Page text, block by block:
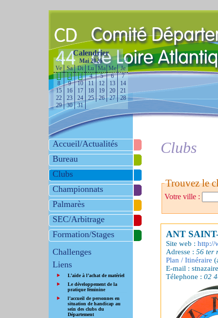
Calendrier
<< Mai 2026
>>
Ve
Sa Di Lu Ma Me
Je
1
2 3 4 5 6
7
8
9 10 11 12 13
14
15
16 17 18 19 20
21
22
23 24 25 26 27
28
29
30 31
Accueil/Actualités
Bureau
Clubs
Championnats
Palmarès
SEC/Arbitrage
Formation/Stages
Challenges
Liens
L’aide à l’achat de matériel
Le développement de la
pratique féminine
l’accueil de personnes en
situation de handicap au
sein des clubs du
Département
Clubs
Trouvez le
Votre ville :
ANT
Site web : http://
Adresse : 56 ter
Plan / Itinéraire
E-mail :
Télephone : 02